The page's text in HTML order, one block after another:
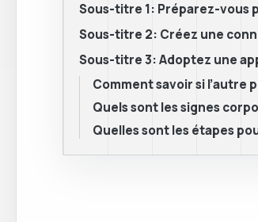
Sous-titre 1: Préparez-vous
Sous-titre 2: Créez une
Sous-titre 3: Adoptez une
Comment savoir si l’autre
Quels sont les signes
Quelles sont les étapes